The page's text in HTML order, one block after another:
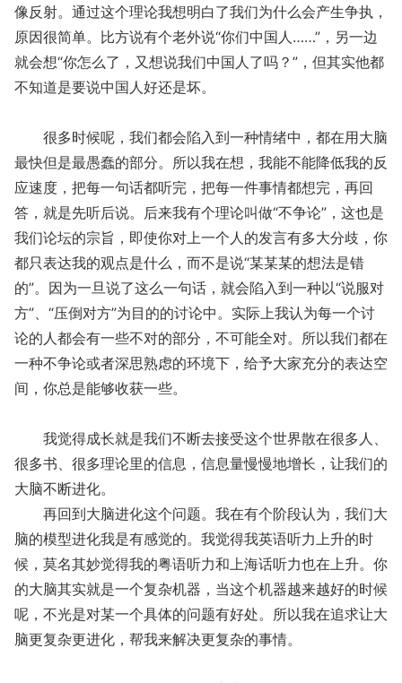
像反射。通过这个理论我想明白了我们为什么会产生争执，
原因很简单。比方说有个老外说“你们中国人……”，另一边
就会想“你怎么了，又想说我们中国人了吗？”，但其实他都
不知道是要说中国人好还是坏。
很多时候呢，我们都会陷入到一种情绪中，都在用大脑
最快但是最愚蠢的部分。所以我在想，我能不能降低我的反
应速度，把每一句话都听完，把每一件事情都想完，再回
答，就是先听后说。后来我有个理论叫做“不争论”，这也是
我们论坛的宗旨，即使你对上一个人的发言有多大分歧，你
都只表达我的观点是什么，而不是说“某某某的想法是错
的”。因为一旦说了这么一句话，就会陷入到一种以“说服对
方”、“压倒对方”为目的的讨论中。实际上我认为每一个讨
论的人都会有一些不对的部分，不可能全对。所以我们都在
一种不争论或者深思熟虑的环境下，给予大家充分的表达空
间，你总是能够收获一些。
我觉得成长就是我们不断去接受这个世界散在很多人、
很多书、很多理论里的信息，信息量慢慢地增长，让我们的
大脑不断进化。
再回到大脑进化这个问题。我在有个阶段认为，我们大
脑的模型进化我是有感觉的。我觉得我英语听力上升的时
候，莫名其妙觉得我的粤语听力和上海话听力也在上升。你
的大脑其实就是一个复杂机器，当这个机器越来越好的时候
呢，不光是对某一个具体的问题有好处。所以我在追求让大
脑更复杂更进化，帮我来解决更复杂的事情。